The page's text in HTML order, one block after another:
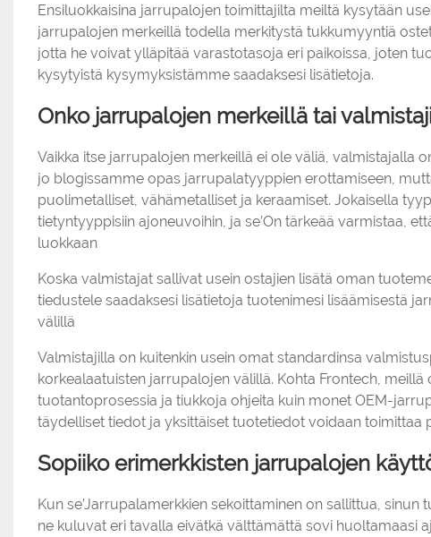
Ensiluokkaisina jarrupalojen toimittajilta meiltä kysytään
jarrupalojen merkeillä todella merkitystä tukkumyyntiä
jotta he voivat ylläpitää varastotasoja eri paikoissa, joten
kysytyistä kysymyksistämme saadaksesi lisätietoja.
Onko jarrupalojen merkeillä tai
Vaikka itse jarrupalojen merkeillä ei ole väliä, valmistajalla
jo blogissamme opas jarrupalatyyppien erottamiseen,
puolimetalliset, vähämetalliset ja keraamiset. Jokaisella
tietyntyyppisiin ajoneuvoihin, ja se’On tärkeää varmistaa,
luokkaan
Koska valmistajat sallivat usein ostajien lisätä oman
tiedustele saadaksesi lisätietoja tuotenimesi lisäämisestä
välillä
Valmistajilla on kuitenkin usein omat standardinsa
korkealaatuisten jarrupalojen välillä. Kohta Frontech,
tuotantoprosessia ja tiukkoja ohjeita kuin monet OEM-
täydelliset tiedot ja yksittäiset tuotetiedot voidaan toimittaa
Sopiiko erimerkkisten jarrupalojen
Kun se’Jarrupalamerkkien sekoittaminen on sallittua,
ne kuluvat eri tavalla eivätkä välttämättä sovi huoltamaasi